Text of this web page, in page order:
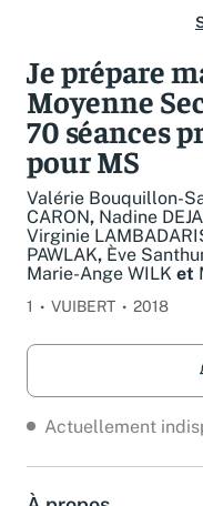
Je prépare
Moyenne
70 séances
pour MS
Valérie Bouquillon-
CARON, Nadine
Virginie
PAWLAK,Ève
Marie-Ange WILK
Actuellement